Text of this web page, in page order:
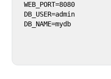
WEB_PORT=8080
DB_USER=admin
DB_NAME=mydb